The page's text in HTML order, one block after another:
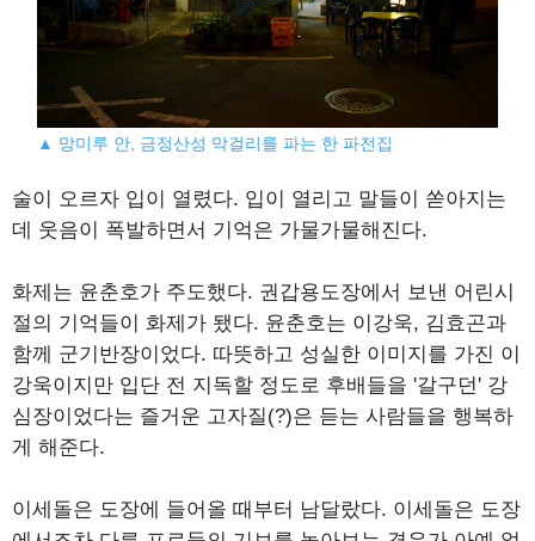
▲ 망미루 안, 금정산성 막걸리를 파는 한 파전집
술이 오르자 입이 열렸다. 입이 열리고 말들이 쏟아지는
데 웃음이 폭발하면서 기억은 가물가물해진다.
화제는 윤춘호가 주도했다. 권갑용도장에서 보낸 어린시
절의 기억들이 화제가 됐다. 윤춘호는 이강욱, 김효곤과
함께 군기반장이었다. 따뜻하고 성실한 이미지를 가진 이
강욱이지만 입단 전 지독할 정도로 후배들을 '갈구던' 강
심장이었다는 즐거운 고자질(?)은 듣는 사람들을 행복하
게 해준다.
이세돌은 도장에 들어올 때부터 남달랐다. 이세돌은 도장